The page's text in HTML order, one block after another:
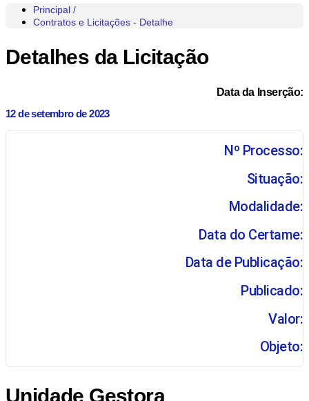
Principal /
Contratos e Licitações - Detalhe
Detalhes da Licitação
Data da Inserção:
12 de setembro de 2023
Nº Processo:
Situação:
Modalidade:
Data do Certame:
Data de Publicação:
Publicado:
Valor:
Objeto:
Unidade Gestora